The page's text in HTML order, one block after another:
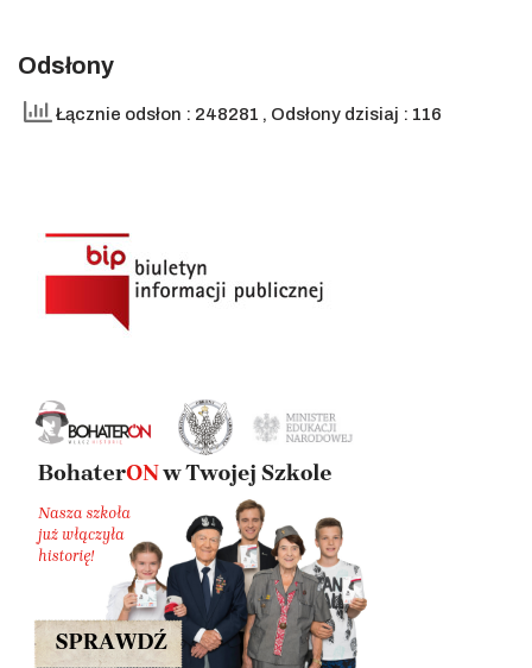
Odsłony
Łącznie odsłon : 248281 , Odsłony dzisiaj : 116